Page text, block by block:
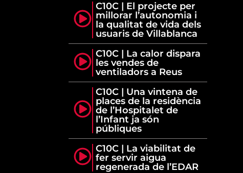
C10C | El projecte per
millorar l’autonomia i
la qualitat de vida dels
usuaris de Villablanca
C10C | La calor dispara
les vendes de
ventiladors a Reus
C10C | Una vintena de
places de la residència
de l’Hospitalet de
l’Infant ja són
públiques
C10C | La viabilitat de
fer servir aigua
regenerada de l’EDAR